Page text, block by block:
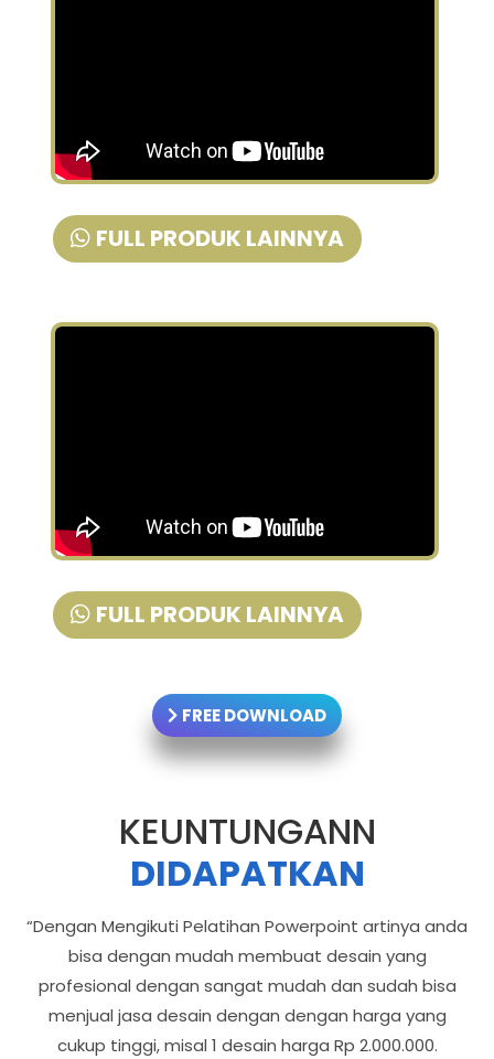
FULL PRODUK LAINNYA
FULL PRODUK LAINNYA
FREE DOWNLOAD
KEUNTUNGANN
DIDAPATKAN
“Dengan Mengikuti Pelatihan Powerpoint artinya anda
bisa dengan mudah membuat desain yang
profesional dengan sangat mudah dan sudah bisa
menjual jasa desain dengan dengan harga yang
cukup tinggi, misal 1 desain harga Rp 2.000.000.